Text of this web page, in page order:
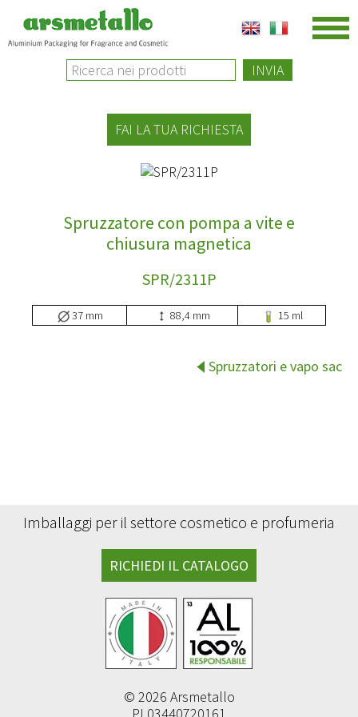
INVIA
FAI LA TUA RICHIESTA
Spruzzatore con pompa a vite e
chiusura magnetica
SPR/2311P
37 mm 88,4 mm 15 ml
Spruzzatori e vapo sac
© 2026 Arsmetallo
PI 03440720161
Imballaggi per il settore cosmetico e profumeria
RICHIEDI IL CATALOGO